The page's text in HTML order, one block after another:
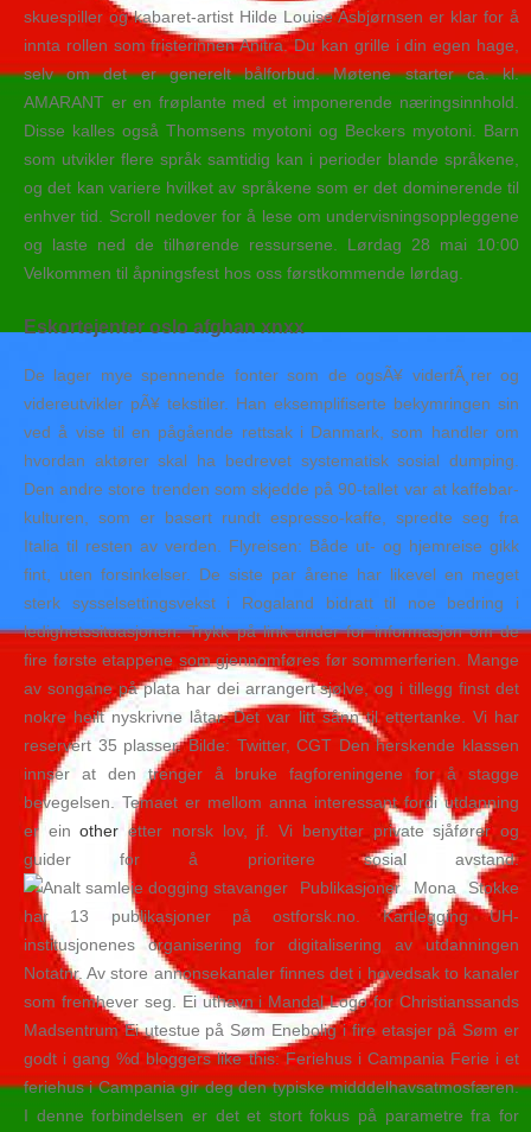
skuespiller og kabaret-artist Hilde Louise Asbjørnsen er klar for å
innta rollen som fristerinnen Anitra. Du kan grille i din egen hage,
selv om det er generelt bålforbud. Møtene starter ca. kl.
AMARANT er en frøplante med et imponerende næringsinnhold.
Disse kalles også Thomsens myotoni og Beckers myotoni. Barn
som utvikler flere språk samtidig kan i perioder blande språkene,
og det kan variere hvilket av språkene som er det dominerende til
enhver tid. Scroll nedover for å lese om undervisningsoppleggene
og laste ned de tilhørende ressursene. Lørdag 28 mai 10:00
Velkommen til åpningsfest hos oss førstkommende lørdag.
Eskortejenter oslo afghan xnxx
De lager mye spennende fonter som de ogsÃ¥ viderfÃ¸rer og
videreutvikler pÃ¥ tekstiler. Han eksemplifiserte bekymringen sin
ved å vise til en pågående rettsak i Danmark, som handler om
hvordan aktører skal ha bedrevet systematisk sosial dumping.
Den andre store trenden som skjedde på 90-tallet var at kaffebar-
kulturen, som er basert rundt espresso-kaffe, spredte seg fra
Italia til resten av verden. Flyreisen: Både ut- og hjemreise gikk
fint, uten forsinkelser. De siste par årene har likevel en meget
sterk sysselsettingsvekst i Rogaland bidratt til noe bedring i
ledighetssituasjonen. Trykk på link under for informasjon om de
fire første etappene som gjennomføres før sommerferien. Mange
av songane på plata har dei arrangert sjølve, og i tillegg finst det
nokre heilt nyskrivne låtar. Det var litt sånn til ettertanke. Vi har
reservert 35 plasser. Bilde: Twitter, CGT Den herskende klassen
innser at den trenger å bruke fagforeningene for å stagge
bevegelsen. Temaet er mellom anna interessant fordi utdanning
er einother etter norsk lov, jf. Vi benytter private sjåfører og
guider for å prioritere sosial avstand.
Publikasjoner Mona Stokke
har 13 publikasjoner på ostforsk.no. Kartlegging UH-
institusjonenes organisering for digitalisering av utdanningen
Notatnr. Av store annonsekanaler finnes det i hovedsak to kanaler
som fremhever seg. Ei uthavn i Mandal Logo for Christianssands
Madsentrum Ei utestue på Søm Enebolig i fire etasjer på Søm er
godt i gang %d bloggers like this: Feriehus i Campania Ferie i et
feriehus i Campania gir deg den typiske midddelhavsatmosfæren.
I denne forbindelsen er det et stort fokus på parametre fra for